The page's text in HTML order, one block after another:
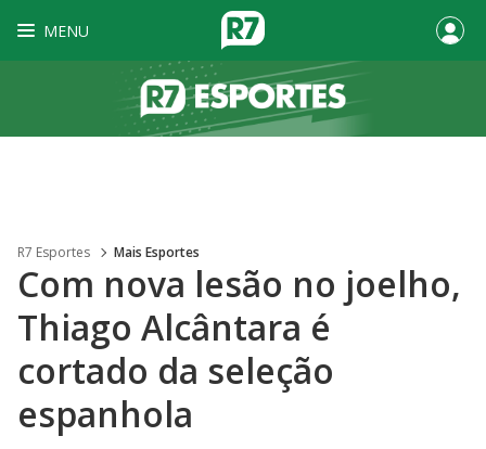
MENU
R7 Esportes Mais Esportes
Com nova lesão no joelho,
Thiago Alcântara é
cortado da seleção
espanhola